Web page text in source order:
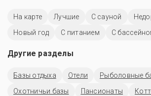
На карте Лучшие С сауной
Новый год
С питанием С
Другие разделы
Базы отдыха Отели
Рыболовные
Охотничьи базы
Пансионаты